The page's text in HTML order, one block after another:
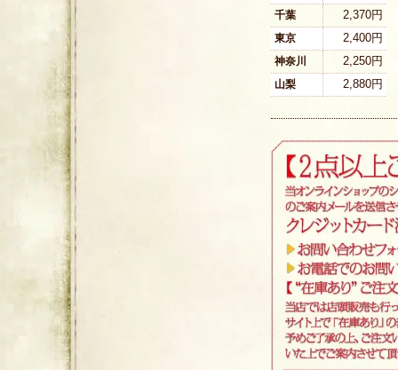
千葉 2,370円
東京 2,400円
神奈川 2,250円
山梨 2,880円